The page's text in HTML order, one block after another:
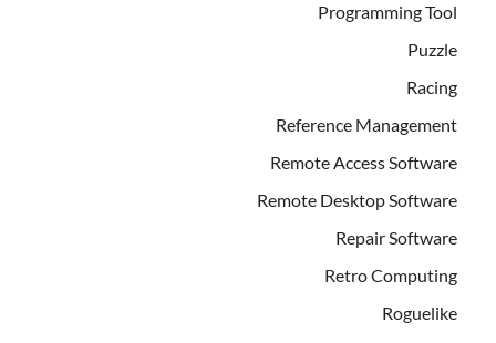
Programming Tool
Puzzle
Racing
Reference Management
Remote Access Software
Remote Desktop Software
Repair Software
Retro Computing
Roguelike